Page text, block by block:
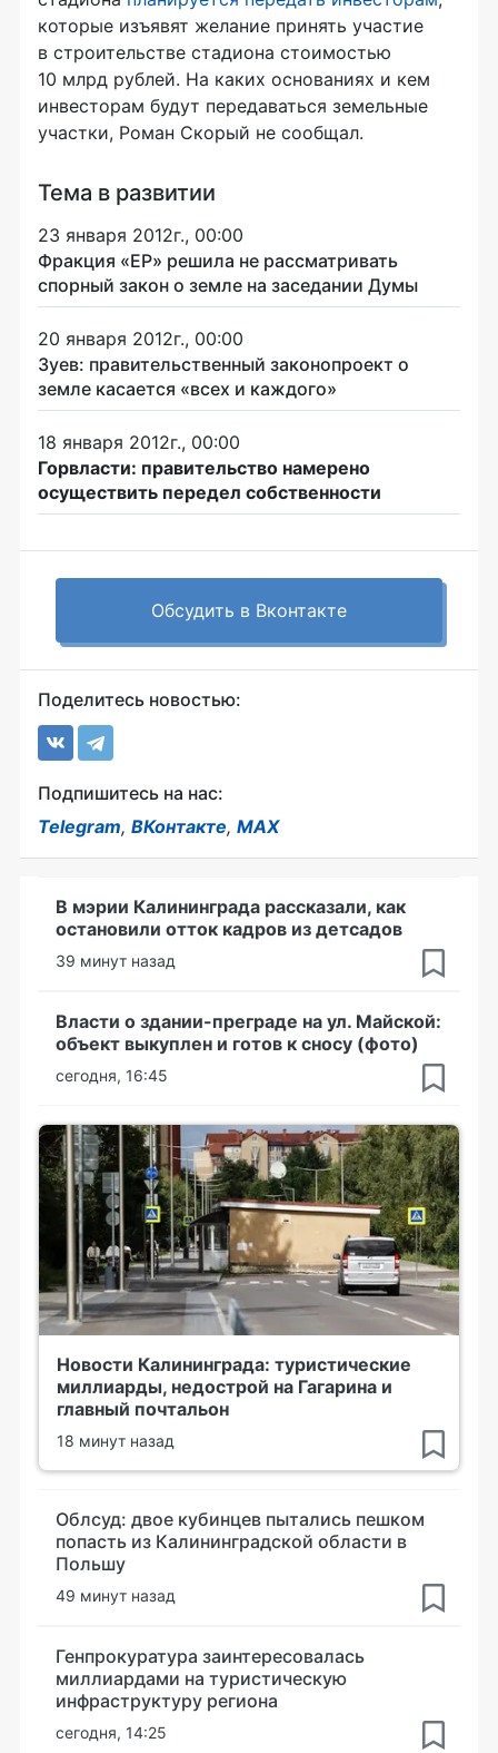
которые изъявят желание принять участие
в строительстве стадиона стоимостью
10 млрд рублей. На каких основаниях и кем
инвесторам будут передаваться земельные
участки, Роман Скорый не сообщал.
Тема в развитии
23 января 2012г., 00:00
Фракция «ЕР» решила не рассматривать
спорный закон о земле на заседании Думы
20 января 2012г., 00:00
Зуев: правительственный законопроект о
земле касается «всех и каждого»
18 января 2012г., 00:00
Горвласти: правительство намерено
осуществить передел собственности
Обсудить в Вконтакте
Поделитесь новостью:
Подпишитесь на нас:
Telegram, ВКонтакте, MAX
В мэрии Калининграда рассказали, как
остановили отток кадров из детсадов
39 минут назад
Власти о здании-преграде на ул. Майской:
объект выкуплен и готов к сносу (фото)
сегодня, 16:45
Новости Калининграда: туристические
миллиарды, недострой на Гагарина и
главный почтальон
18 минут назад
Облсуд: двое кубинцев пытались пешком
попасть из Калининградской области в
Польшу
49 минут назад
Генпрокуратура заинтересовалась
миллиардами на туристическую
инфраструктуру региона
сегодня, 14:25